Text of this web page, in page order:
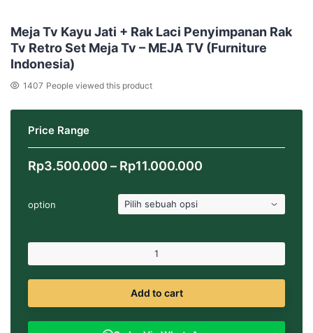
Meja Tv Kayu Jati + Rak Laci Penyimpanan Rak
Tv Retro Set Meja Tv – MEJA TV (Furniture
Indonesia)
1407 People viewed this product
Price Range
Rp3.500.000 – Rp11.000.000
Rp3.500.000
option
Add to cart